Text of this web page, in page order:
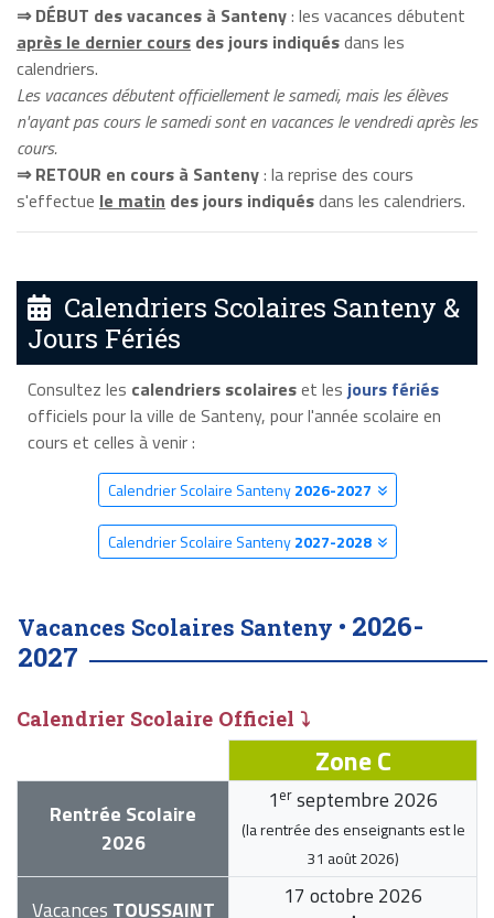
⇒ DÉBUT des vacances à Santeny: les vacances débutent
après le dernier cours des jours indiquésdans les
calendriers.
Les vacances débutent officiellement le samedi, mais les élèves
n'ayant pas cours le samedi sont en vacances le vendredi après les
cours.
⇒ RETOUR en cours à Santeny: la reprise des cours
s'effectue le matin des jours indiquésdans les calendriers.
Calendriers Scolaires Santeny &
Jours Fériés
Consultez les calendriers scolaireset les jours fériés
officiels pour la ville de Santeny, pour l'année scolaire en
cours et celles à venir :
Calendrier Scolaire Santeny2026-2027
Calendrier Scolaire Santeny2027-2028
Vacances Scolaires Santeny • 2026-
2027
Calendrier Scolaire Officiel ⤵
Zone C
Rentrée Scolaire
2026
1 er septembre 2026
(la rentrée des enseignants est le
31 août 2026)
Vacances TOUSSAINT 17 octobre 2026